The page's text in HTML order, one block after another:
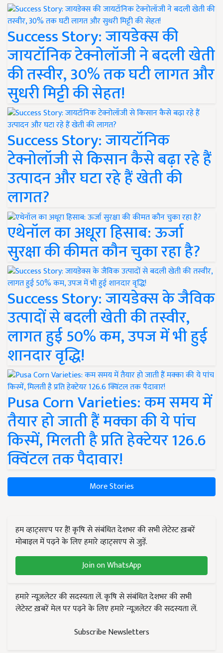
Success Story: जायडेक्स की
जायटॉनिक टेक्नोलॉजी ने बदली खेती
की तस्वीर, 30% तक घटी लागत और
सुधरी मिट्टी की सेहत!
Success Story: जायटॉनिक
टेक्नोलॉजी से किसान कैसे बढ़ा रहे हैं
उत्पादन और घटा रहे हैं खेती की
लागत?
एथेनॉल का अधूरा हिसाब: ऊर्जा
सुरक्षा की कीमत कौन चुका रहा है?
Success Story: जायडेक्स के जैविक
उत्पादों से बदली खेती की तस्वीर,
लागत हुई 50% कम, उपज में भी हुई
शानदार वृद्धि!
Pusa Corn Varieties: कम समय में
तैयार हो जाती हैं मक्का की ये पांच
किस्में, मिलती है प्रति हेक्टेयर 126.6
क्विंटल तक पैदावार!
More Stories
हम व्हाट्सएप पर हैं! कृषि से संबंधित देशभर की सभी लेटेस्ट ख़बरें
मोबाइल में पढ़ने के लिए हमारे व्हाट्सएप से जुड़ें.
Join on WhatsApp
हमारे न्यूज़लेटर की सदस्यता लें. कृषि से संबंधित देशभर की सभी
लेटेस्ट ख़बरें मेल पर पढ़ने के लिए हमारे न्यूज़लेटर की सदस्यता लें.
Subscribe Newsletters